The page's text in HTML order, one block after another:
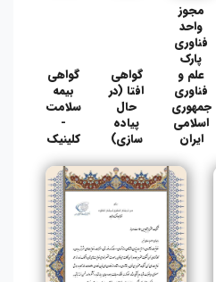
مجوز
واحد
فناوری
پارک
علم و
فناوری
جمهوری
اسلامی
ایران
گواهی
افتا (در
حال
پیاده
سازی)
گواهی
بیمه
سلامت
-
کلینیک